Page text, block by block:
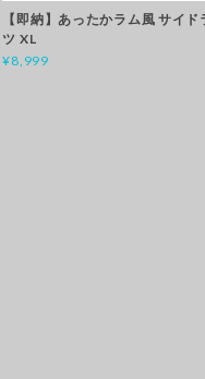
【即納】あったかラム風 サイ
ツ XL
¥8,999